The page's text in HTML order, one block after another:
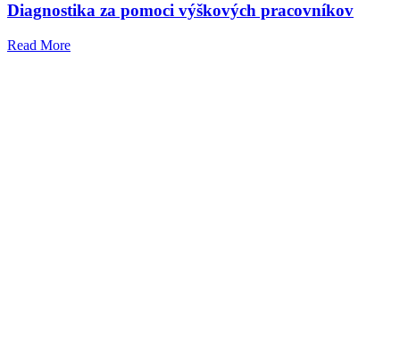
Diagnostika za pomoci výškových pracovníkov
Read More